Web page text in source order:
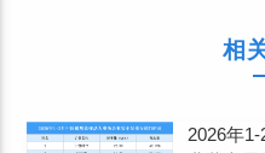
相
2026年